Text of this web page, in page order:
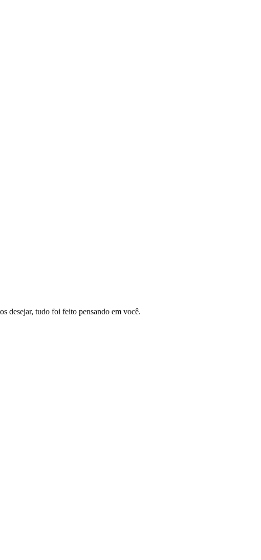
desejar, tudo foi feito pensando em você.